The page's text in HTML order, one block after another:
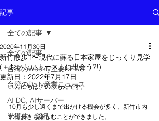
記事
全ての記事
台湾のWeekly主要NEWS
台湾のDaily産業ニュース
AI DC, AIサーバー
半導体 部品
全ての記事
新竹散歩1〜現代に蘇る日本家屋をじっくり見学
(＋おいしいトーストに出会う?!)
2020年11月30日
更新日： 2022年7月17日
こんにちは、のぶもんです。
10月も少し遠くまで出かける機会が多く、新竹市内
の街歩きも楽しむことができました。